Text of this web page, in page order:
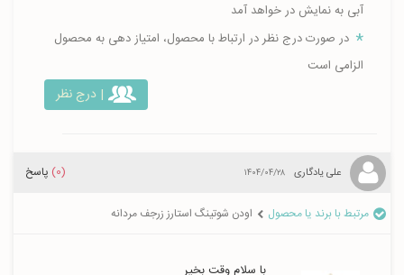
آبی به نمایش در خواهد آمد
در صورت درج نظر در ارتباط با محصول، امتیاز دهی به محصول
الزامی است
| درج نظر
علی یادگاری ۱۴۰۴/۰۴/۲۸ (0) پاسخ
مرتبط با برند یا محصول اودن شوتینگ استارز زرجف مردانه